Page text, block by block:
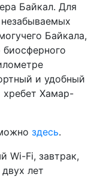
Байкал. Для
Байкала,
биосферного
и удобный
Хамар-
здесь.
Wi-Fi, завтрак,
лет